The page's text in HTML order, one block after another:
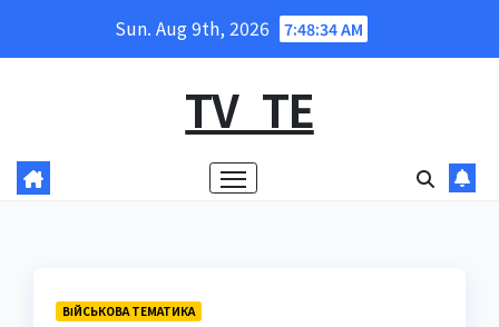
Sun. Aug 9th, 2026 7:48:35 AM
TV_TE
ВІЙСЬКОВА ТЕМАТИКА